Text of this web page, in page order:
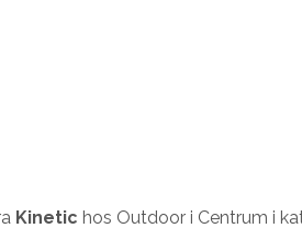
Kinetic hos Outdoor i Centrum i